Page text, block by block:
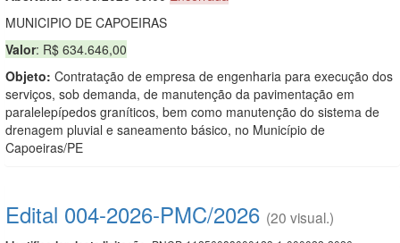
MUNICIPIO DE CAPOEIRAS
Valor: R$ 634.646,00
Objeto: Contratação de empresa de engenharia para execução dos
serviços, sob demanda, de manutenção da pavimentação em
paralelepípedos graníticos, bem como manutenção do sistema de
drenagem pluvial e saneamento básico, no Município de
Capoeiras/PE
Edital 004-2026-PMC/2026 (20 visual.)